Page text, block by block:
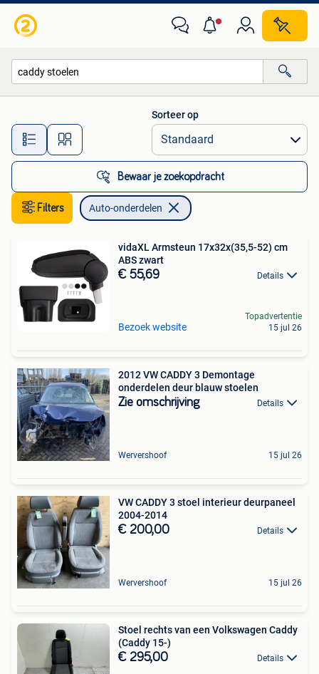
Alle afstanden…
Sorteer op
Bewaar je zoekopdracht
Filters Auto-onderdelen
vidaXL Armsteun 17x32x(35,5-52) cm
ABS zwart
€ 55,69 Details
Bezoek website
Topadvertentie
15 jul 26
2012 VW CADDY 3 Demontage
onderdelen deur blauw stoelen
Zie omschrijving Details
Wervershoof 15 jul 26
VW CADDY 3 stoel interieur deurpaneel
2004-2014
€ 200,00 Details
Wervershoof 15 jul 26
Stoel rechts van een Volkswagen Caddy
(Caddy 15-)
€ 295,00 Details